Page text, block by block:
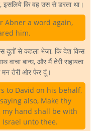
इसलिये कि वह उस से डरता था।
Abner a word again,
him.
दूतों से कहला भेजा, कि देश किस
वाचा बान्ध, और मैं तेरी सहायता
तेरी ओर फेर दूं।
to David on his behalf,
also, Make thy
my hand shall be with
unto thee.